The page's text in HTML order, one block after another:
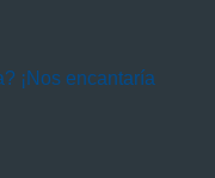
¡Nos encantaría